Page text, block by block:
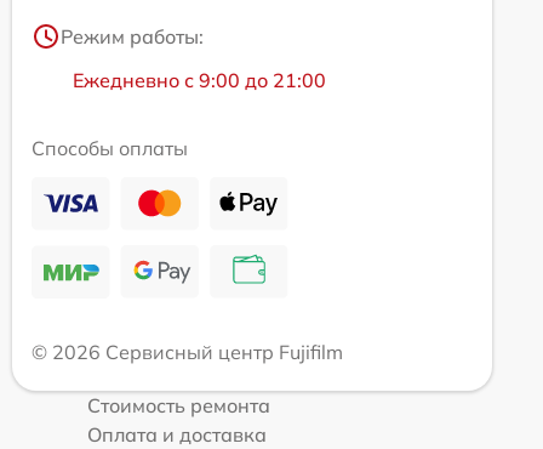
Режим работы:
Ежедневно с 9:00 до 21:00
Способы оплаты
© 2026 Сервисный центр Fujifilm
Стоимость ремонта
Оплата и доставка